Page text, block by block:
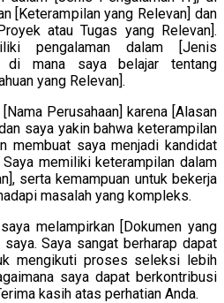
[Keterampilan yang Relevan] dan
atau Tugas yang Relevan].
pengalaman dalam [Jenis
di mana saya belajar tentang
yang Relevan].
Perusahaan] karena [Alasan
saya yakin bahwa keterampilan
membuat saya menjadi kandidat
memiliki keterampilan dalam
serta kemampuan untuk bekerja
masalah yang kompleks.
melampirkan [Dokumen yang
Saya sangat berharap dapat
mengikuti proses seleksi lebih
saya dapat berkontribusi
kasih atas perhatian Anda.